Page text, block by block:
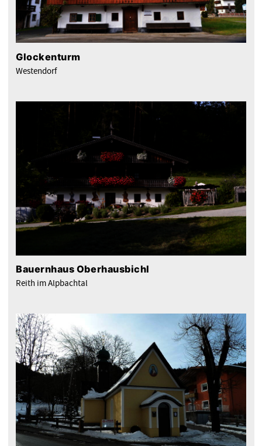
Glockenturm
Westendorf
Bauernhaus Oberhausbichl
Reith im Alpbachtal